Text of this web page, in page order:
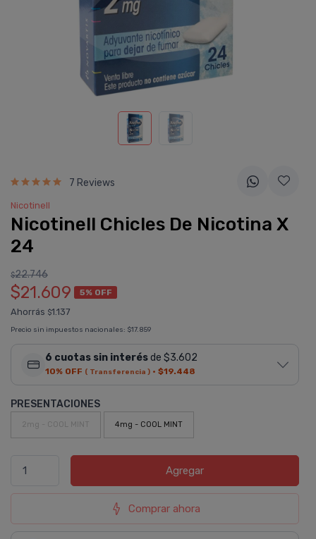
7 Reviews
Nicotinell
Nicotinell Chicles De Nicotina X
24
$22.746
$21.609 5% OFF
Ahorrás $1.137
Precio sin impuestos nacionales: $17.859
6 cuotas sin interésde $3.602
10% OFF ( Transferencia ) · $19.448
PRESENTACIONES
2mg - COOL MINT 4mg - COOL MINT
Agregar
Comprar ahora